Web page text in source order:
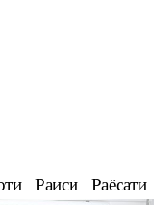
Раиси Раёсати